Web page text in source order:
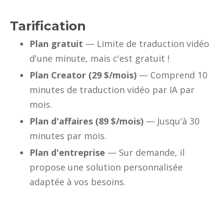
Tarification
Plan gratuit — Limite de traduction vidéo
d'une minute, mais c'est gratuit !
Plan Creator (29 $/mois) — Comprend 10
minutes de traduction vidéo par IA par
mois.
Plan d'affaires (89 $/mois) — Jusqu'à 30
minutes par mois.
Plan d'entreprise — Sur demande, il
propose une solution personnalisée
adaptée à vos besoins.